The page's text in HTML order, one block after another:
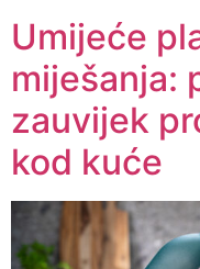
Umijeće
miješanja:
zauvijek
kod kuće